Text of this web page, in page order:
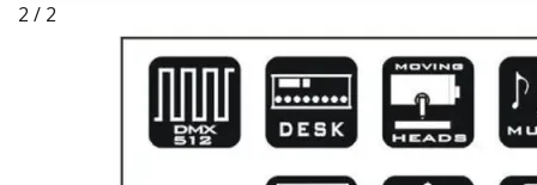
2 / 2